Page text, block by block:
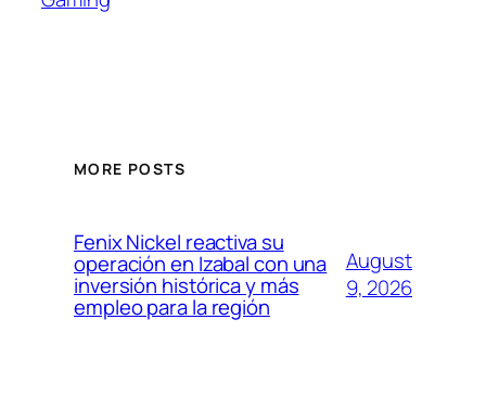
MORE POSTS
Fenix Nickel reactiva su
operación en Izabal con una
inversión histórica y más
empleo para la región
August
9, 2026